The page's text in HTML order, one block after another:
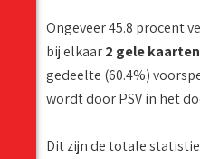
Ongeveer 45.8 procent
bij elkaar2 gele kaarten
gedeelte (60.4%)
wordt door PSV in het
Dit zijn de totale